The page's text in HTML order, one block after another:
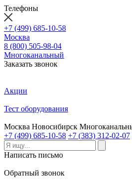
Телефоны
+7 (499) 685-10-58
Москва
8 (800) 505-98-04
Многоканальный
Заказать звонок
Акции
Тест оборудования
Москва Новосибирск
+7 (499) 685-10-58 +7 (383) 312-02-07
Написать письмо
Обратный звонок